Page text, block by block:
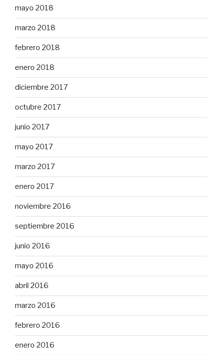
mayo 2018
marzo 2018
febrero 2018
enero 2018
diciembre 2017
octubre 2017
junio 2017
mayo 2017
marzo 2017
enero 2017
noviembre 2016
septiembre 2016
junio 2016
mayo 2016
abril 2016
marzo 2016
febrero 2016
enero 2016